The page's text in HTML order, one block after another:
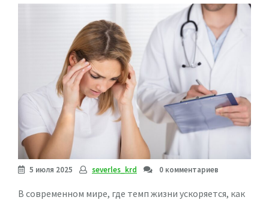
5 июля 2025 severles_krd 0 комментариев
В современном мире, где темп жизни ускоряется, как